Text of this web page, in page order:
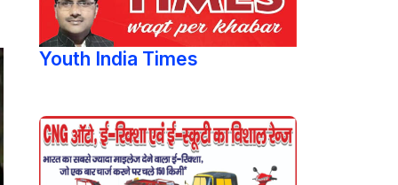
Youth India Times